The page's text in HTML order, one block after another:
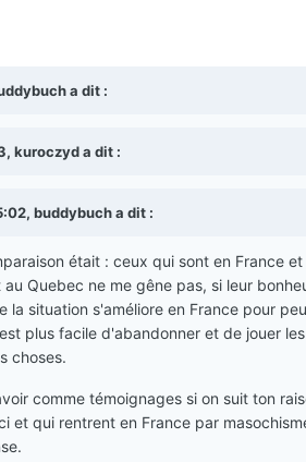
a dit :
kuroczyd a dit :
buddybuch a dit :
était : ceux qui sont en France
Quebec ne me gêne pas, si leur
la situation s'améliore en France pour
plus facile d'abandonner et de jouer
choses.
comme témoignages si on suit ton
et qui rentrent en France par